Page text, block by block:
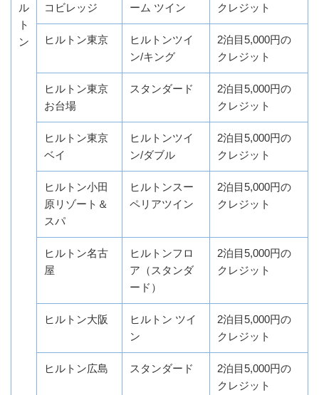
ル
ト
ン
コビレッジ
ーム ツイン
クレジット
ヒルトン東京
ヒルトンツイ
ン/キング
2泊目5,000円の
クレジット
ヒルトン東京
お台場
スタンダード
2泊目5,000円の
クレジット
ヒルトン東京
ベイ
ヒルトンツイ
ン/ダブル
2泊目5,000円の
クレジット
ヒルトン小田
原リゾート＆
スパ
ヒルトンスー
ペリアツイン
2泊目5,000円の
クレジット
ヒルトン名古
屋
ヒルトンフロ
ア（スタンダ
ード）
2泊目5,000円の
クレジット
ヒルトン大阪
ヒルトン ツイ
ン
2泊目5,000円の
クレジット
ヒルトン広島 スタンダード
2泊目5,000円の
クレジット